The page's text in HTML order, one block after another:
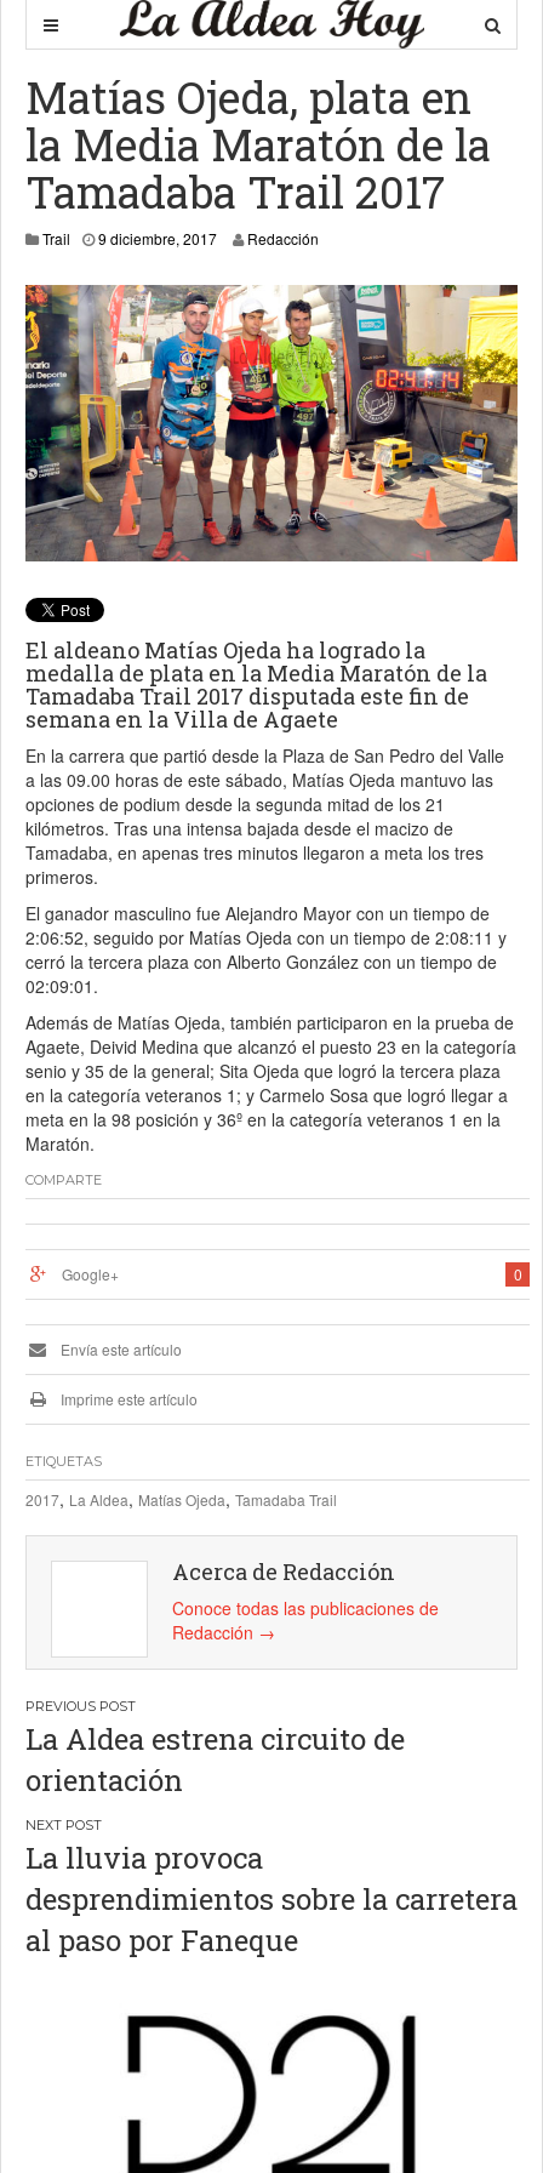
Matías Ojeda, plata en
la Media Maratón de la
Tamadaba Trail 2017
Trail 9 diciembre, 201719 mayo, 2020
Redacción
El aldeano Matías Ojeda ha logrado la
medalla de plata en la Media Maratón de la
Tamadaba Trail 2017 disputada este fin de
semana en la Villa de Agaete
En la carrera que partió desde la Plaza de San Pedro del Valle
a las 09.00 horas de este sábado, Matías Ojeda mantuvo las
opciones de podium desde la segunda mitad de los 21
kilómetros. Tras una intensa bajada desde el macizo de
Tamadaba, en apenas tres minutos llegaron a meta los tres
primeros.
El ganador masculino fue Alejandro Mayor con un tiempo de
2:06:52, seguido por Matías Ojeda con un tiempo de 2:08:11 y
cerró la tercera plaza con Alberto González con un tiempo de
02:09:01.
Además de Matías Ojeda, también participaron en la prueba de
Agaete, Deivid Medina que alcanzó el puesto 23 en la categoría
senio y 35 de la general; Sita Ojeda que logró la tercera plaza
en la categoría veteranos 1; y Carmelo Sosa que logró llegar a
meta en la 98 posición y 36º en la categoría veteranos 1 en la
Maratón.
COMPARTE
0
Google+
Envía este artículo
Imprime este artículo
ETIQUETAS
2017, La Aldea, Matías Ojeda, Tamadaba Trail
Acerca de Redacción
Conoce todas las publicaciones de
Redacción →
Navegación
de
entradas
La Aldea estrena circuito de
orientación
La lluvia provoca
desprendimientos sobre la carretera
al paso por Faneque